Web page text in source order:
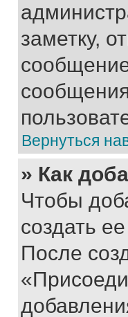
заметку,
Вернуться
» Как
Чтобы
создать
После